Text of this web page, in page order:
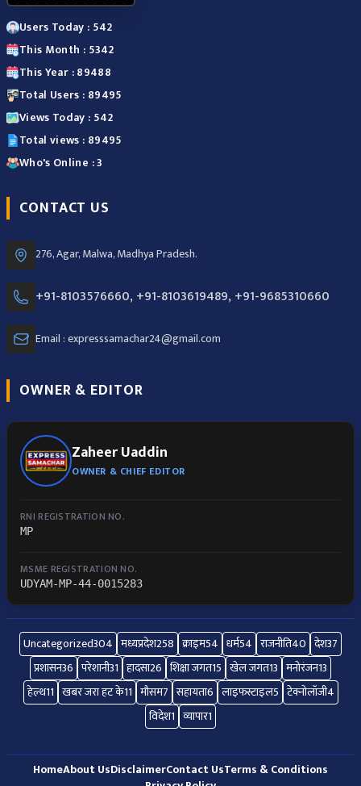
Users Today : 542
This Month : 5342
This Year : 89488
Total Users : 89495
Views Today : 542
Total views : 89495
Who's Online : 3
CONTACT US
276, Agar, Malwa, Madhya Pradesh.
+91-8103576660, +91-8103619489, +91-9685310660
Email : expresssamachar24@gmail.com
OWNER & EDITOR
Zaheer Uaddin
OWNER & CHIEF EDITOR
RNI REGISTRATION NO.
MP
MSME REGISTRATION NO.
UDYAM-MP-44-0015283
Uncategorized304 मध्यप्रदेश258 क्राइम54 धर्म54 राजनीति40 देश37
प्रशासन36 परेशानी31 हादसा26 शिक्षा जगत15 खेल जगत13 मनोरंजन13
हेल्थ11 खबर जरा हट के11 मौसम7 सहायता6 लाइफस्टाइल5 टेक्नोलॉजी4
विदेश1 व्यापार1
HomeAbout UsDisclaimerContact UsTerms & Conditions